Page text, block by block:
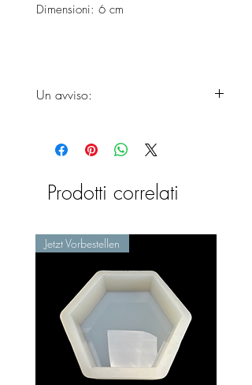
Dimensioni: 6 cm
Un avviso:
prodotti non arriveranno prima della
il prodotto è appena fatto a mano.
Prodotti correlati
Jetzt Vorbestellen